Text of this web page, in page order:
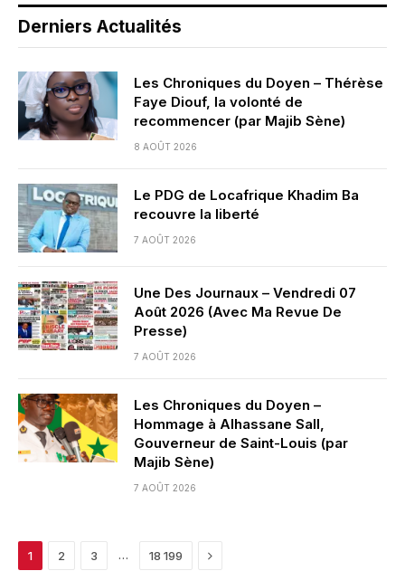
Derniers Actualités
Les Chroniques du Doyen – Thérèse
Faye Diouf, la volonté de
recommencer (par Majib Sène)
8 AOÛT 2026
Le PDG de Locafrique Khadim Ba
recouvre la liberté
7 AOÛT 2026
Une Des Journaux – Vendredi 07
Août 2026 (Avec Ma Revue De
Presse)
7 AOÛT 2026
Les Chroniques du Doyen –
Hommage à Alhassane Sall,
Gouverneur de Saint-Louis (par
Majib Sène)
7 AOÛT 2026
1 2 3 … 18 199 Next